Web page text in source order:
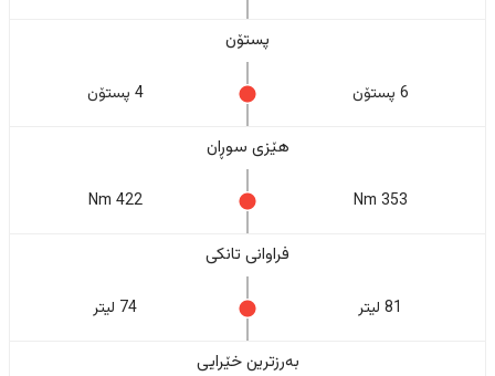
پستۆن
6 پستۆن 4 پستۆن
هێزی سوڕان
353 Nm
422 Nm
فراوانی تانکی
81 لیتر 74 لیتر
بەرزترین خێرایی